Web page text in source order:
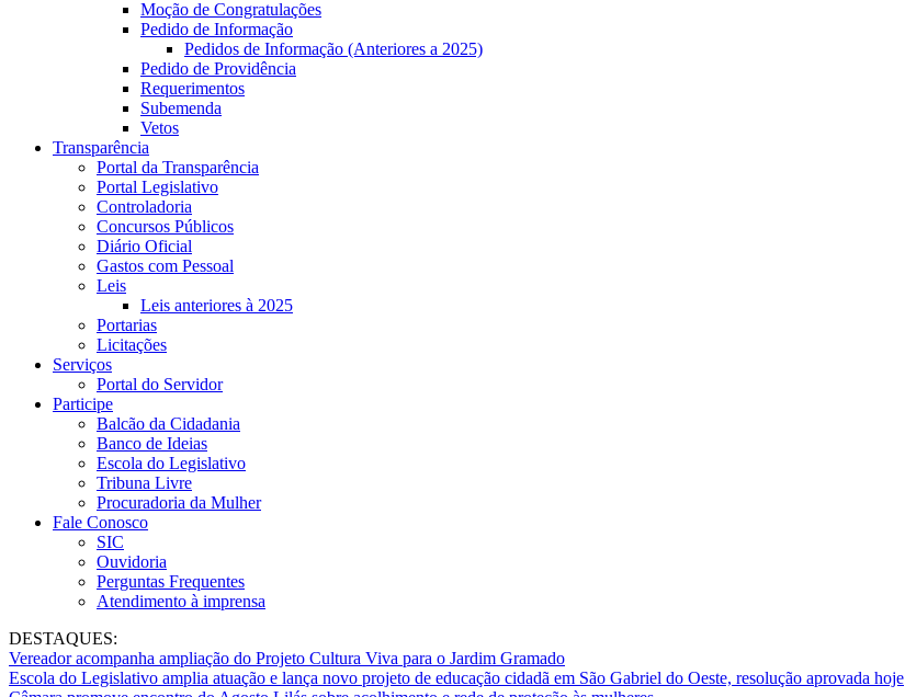
Moção de Congratulações
Pedido de Informação
Pedidos de Informação (Anteriores a 2025)
Pedido de Providência
Requerimentos
Subemenda
Vetos
Transparência
Portal da Transparência
Portal Legislativo
Controladoria
Concursos Públicos
Diário Oficial
Gastos com Pessoal
Leis
Leis anteriores à 2025
Portarias
Licitações
Serviços
Portal do Servidor
Participe
Balcão da Cidadania
Banco de Ideias
Escola do Legislativo
Tribuna Livre
Procuradoria da Mulher
Fale Conosco
SIC
Ouvidoria
Perguntas Frequentes
Atendimento à imprensa
DESTAQUES:
Vereador acompanha ampliação do Projeto Cultura Viva para o Jardim Gramado
Escola do Legislativo amplia atuação e lança novo projeto de educação cidadã em São Gabriel do Oeste, resolução aprovada hoje